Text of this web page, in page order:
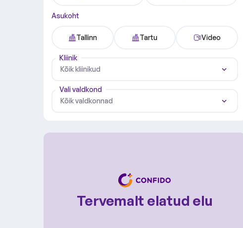
Asukoht
Tallinn Tartu Video
Kliinik
Kõik kliinikud
Vali valdkond
Kõik valdkonnad
Tervemalt elatud elu